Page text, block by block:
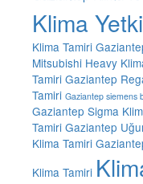
Klima
Klima Tamiri
Mitsubishi Heavy
Tamiri Gaziantep
Tamiri Gaziantep siemens
Gaziantep Sigma
Tamiri Gaziantep
Klima Tamiri
Klima Tamiri